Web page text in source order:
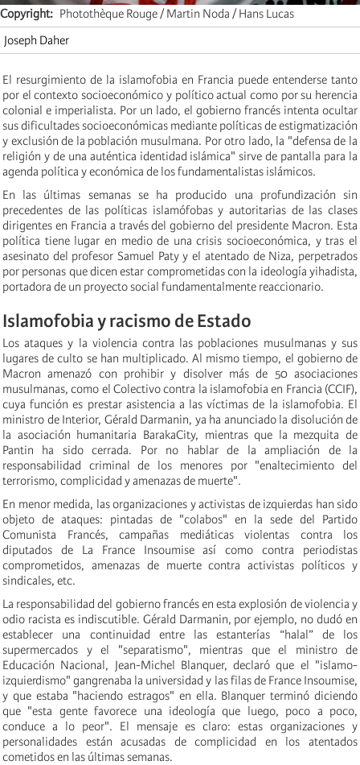
Copyright
Photothèque Rouge / Martin Noda / Hans Lucas
Joseph Daher
El resurgimiento de la islamofobia en Francia puede entenderse tanto
por el contexto socioeconómico y político actual como por su herencia
colonial e imperialista. Por un lado, el gobierno francés intenta ocultar
sus dificultades socioeconómicas mediante políticas de estigmatización
y exclusión de la población musulmana. Por otro lado, la "defensa de la
religión y de una auténtica identidad islámica" sirve de pantalla para la
agenda política y económica de los fundamentalistas islámicos.
En las últimas semanas se ha producido una profundización sin
precedentes de las políticas islamófobas y autoritarias de las clases
dirigentes en Francia a través del gobierno del presidente Macron. Esta
política tiene lugar en medio de una crisis socioeconómica, y tras el
asesinato del profesor Samuel Paty y el atentado de Niza, perpetrados
por personas que dicen estar comprometidas con la ideología yihadista,
portadora de un proyecto social fundamentalmente reaccionario.
Islamofobia y racismo de Estado
Los ataques y la violencia contra las poblaciones musulmanas y sus
lugares deculto se han multiplicado. Al mismo tiempo, el gobierno de
Macron amenazó con prohibir y disolver más de 50 asociaciones
musulmanas, como el Colectivo contra la islamofobia en Francia (CCIF),
cuya función es prestar asistencia a las víctimas de la islamofobia. El
ministro de Interior, Gérald Darmanin, ya ha anunciado la disolución de
la asociación humanitaria BarakaCity, mientras que la mezquita de
Pantin ha sido cerrada. Por no hablar de la ampliación de la
responsabilidad criminal de los menores por "enaltecimiento del
terrorismo, complicidad y amenazas de muerte".
En menor medida, las organizaciones y activistas de izquierdas han sido
objeto de ataques: pintadas de "colabos" en la sede del Partido
Comunista Francés, campañas mediáticas violentas contra los
diputados de La France Insoumise así como contra periodistas
comprometidos, amenazas de muerte contra activistas políticos y
sindicales, etc.
La responsabilidad del gobierno francés en esta explosión de violencia y
odio racista es indiscutible. Gérald Darmanin, por ejemplo, no dudó en
establecer una continuidad entre las estanterías “halal” de los
supermercados y el "separatismo", mientras que el ministro de
Educación Nacional, Jean-Michel Blanquer, declaró que el "islamo-
izquierdismo"gangrenaba la universidady las filas de France Insoumise,
y que estaba "haciendo estragos" en ella. Blanquer terminó diciendo
que "esta gente favorece una ideología que luego, poco a poco,
conduce a lo peor". El mensaje es claro: estas organizaciones y
personalidades están acusadas de complicidad en los atentados
cometidos en las últimas semanas.